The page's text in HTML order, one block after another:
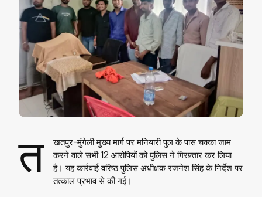
त
खतपुर-मुंगेली मुख्य मार्ग पर मनियारी पुल के पास चक्का जाम
करने वाले सभी 12 आरोपियों को पुलिस ने गिरफ़्तार कर लिया
है। यह कार्रवाई वरिष्ठ पुलिस अधीक्षक रजनेश सिंह के निर्देश पर
तत्काल प्रभाव से की गई।